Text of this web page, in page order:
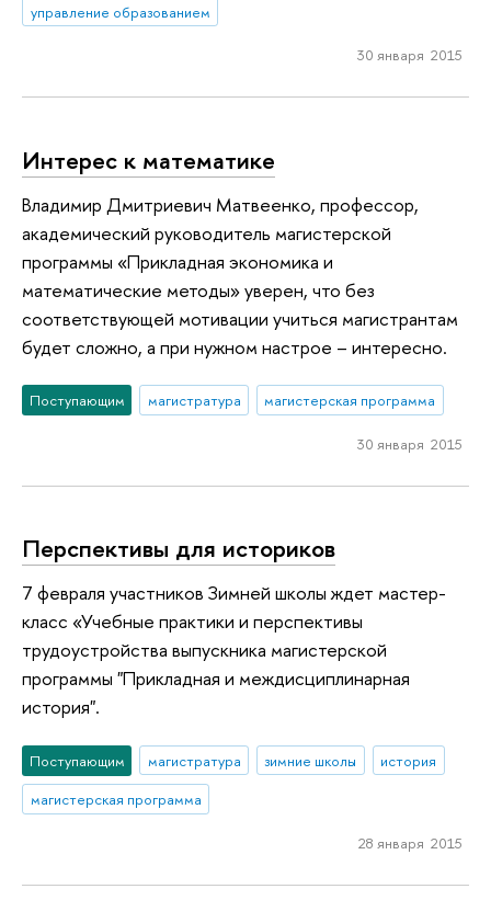
управление образованием
30 января 2015
Интерес к математике
Владимир Дмитриевич Матвеенко, профессор,
академический руководитель магистерской
программы «Прикладная экономика и
математические методы» уверен, что без
соответствующей мотивации учиться магистрантам
будет сложно, а при нужном настрое – интересно.
Поступающим магистратура магистерская программа
30 января 2015
Перспективы для историков
7 февраля участников Зимней школы ждет мастер-
класс «Учебные практики и перспективы
трудоустройства выпускника магистерской
программы "Прикладная и междисциплинарная
история".
Поступающим магистратура зимние школы
история
магистерская программа
28 января 2015